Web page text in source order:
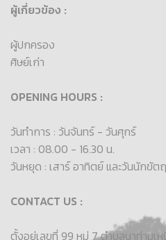
ผู้เกี่ยวข้อง :
ผู้ปกครอง
ศิษย์เก่า
OPENING HOURS :
วันทำการ : วันจันทร์ - วันศุกร์
เวลา : 08.00 - 16.30 น.
วันหยุด : เสาร์ อาทิตย์ และวันนักขัต
CONTACT US :
ตั้งอยู่เลขที่ 99 หมู่ 7 ตำบลนาท่ามเ